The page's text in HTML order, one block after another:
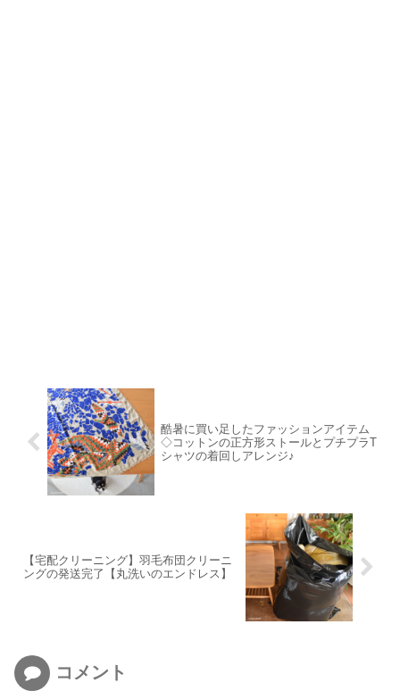
酷暑に買い足したファッションアイテム
◇コットンの正方形ストールとプチプラT
シャツの着回しアレンジ♪
【宅配クリーニング】羽毛布団クリーニ
ングの発送完了【丸洗いのエンドレス】
コメント